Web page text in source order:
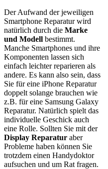
Der Aufwand der jeweiligen
Smartphone Reparatur wird
natürlich durch die Marke
und Modell bestimmt.
Manche Smartphones und ihre
Komponenten lassen sich
einfach leichter reparieren als
andere. Es kann also sein, dass
Sie für eine iPhone Reparatur
doppelt solange brauchen wie
z.B. für eine Samsung Galaxy
Reparatur. Natürlich spielt das
individuelle Geschick auch
eine Rolle. Sollten Sie mit der
Display Reparatur aber
Probleme haben können Sie
trotzdem einen Handydoktor
aufsuchen und um Rat fragen.